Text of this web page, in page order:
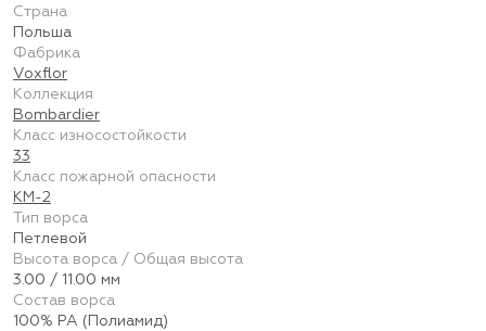
Страна
Польша
Фабрика
Voxflor
Коллекция
Bombardier
Класс износостойкости
33
Класс пожарной опасности
КМ-2
Тип ворса
Петлевой
Высота ворса / Общая высота
3.00 / 11.00 мм
Состав ворса
100% PA (Полиамид)